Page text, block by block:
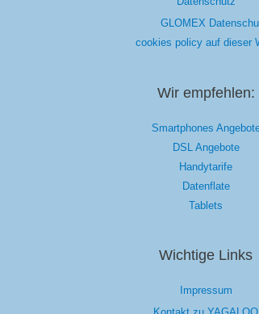
GLOMEX
cookies policy auf dieser
Wir empfehlen:
Smartphones
DSL Angebote
Handytarife
Datenflate
Tablets
Wichtige Links
Impressum